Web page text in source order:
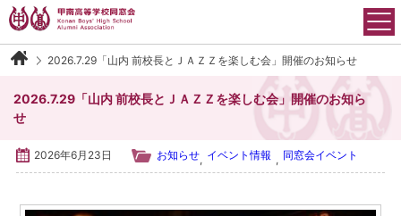
Skip
to
content
甲南高等学校同窓会について
沿革
運営組織
2026.7.29「山内 前校長とＪＡＺＺを楽しむ会」開催のお知らせ
2026.7.29「山内 前校長とＪＡＺＺを楽しむ会」開催のお知ら
せ
2026年6月23日 お知らせ, イベント情報 , 同窓会イベント